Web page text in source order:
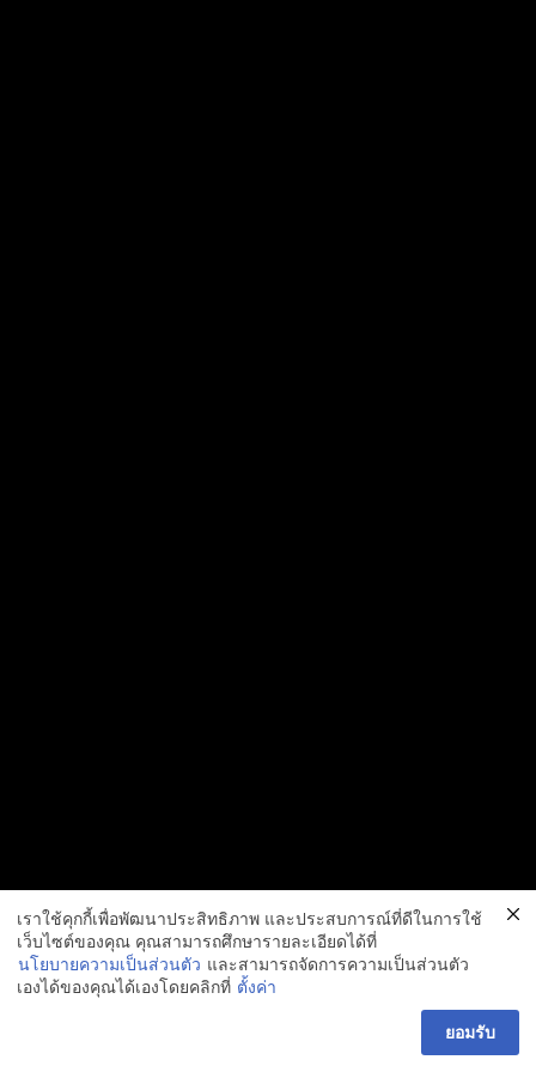
เราใช้คุกกี้เพื่อพัฒนาประสิทธิภาพ และประสบการณ์ที่ดีในการใช้
เว็บไซต์ของคุณ คุณสามารถศึกษารายละเอียดได้ที่
นโยบายความเป็นส่วนตัว และสามารถจัดการความเป็นส่วนตัว
เองได้ของคุณได้เองโดยคลิกที่ ตั้งค่า
ยอมรับ